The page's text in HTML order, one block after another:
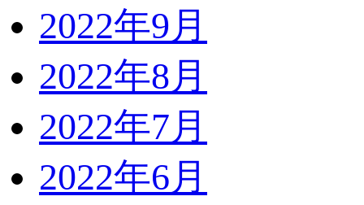
2022年9月
2022年8月
2022年7月
2022年6月